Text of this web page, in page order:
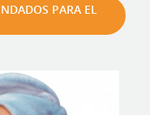
PARA EL